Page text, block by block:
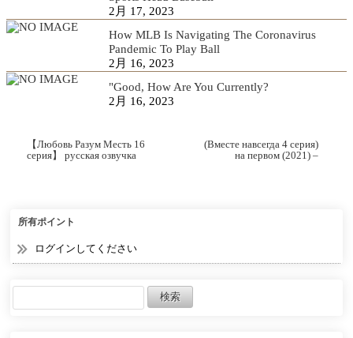
2月 17, 2023
How MLB Is Navigating The Coronavirus
Pandemic To Play Ball
2月 16, 2023
"Good, How Are You Currently?
2月 16, 2023
【Любовь Разум Месть 16
серия】 русская озвучка
(Вместе навсегда 4 серия)
на первом (2021) –
所有ポイント
ログインしてください